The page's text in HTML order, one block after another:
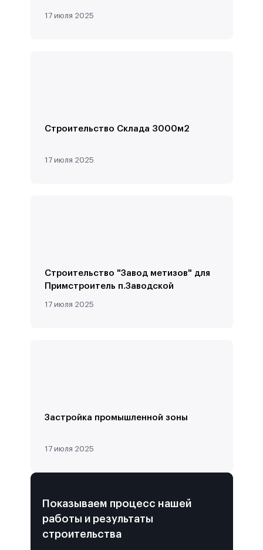
17 июля 2025
Строительство Склада 3000м2
17 июля 2025
Строительство "Завод метизов" для
Примстроитель п.Заводской
17 июля 2025
Застройка промышленной зоны
17 июля 2025
Показываем процесс нашей
работы и результаты
строительства